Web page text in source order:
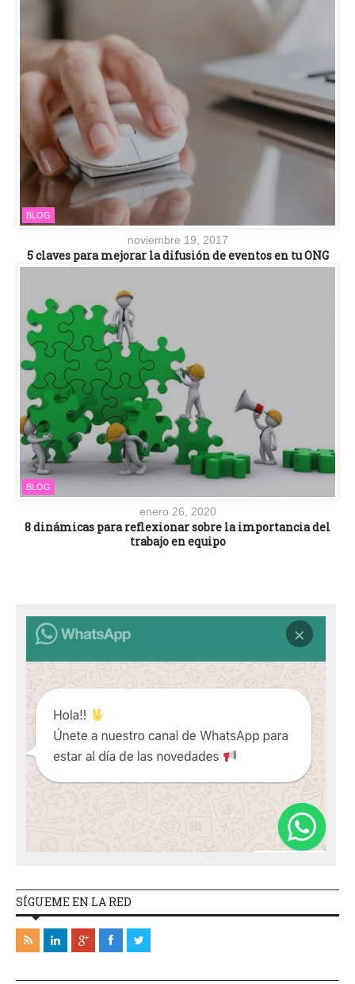
BLOG
noviembre 19, 2017
5 claves para mejorar la difusión de eventos en tu ONG
BLOG
enero 26, 2020
8 dinámicas para reflexionar sobre la importancia del
trabajo en equipo
SÍGUEME EN LA RED